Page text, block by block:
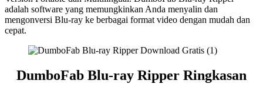
adalah software yang memungkinkan Anda menyalin dan
mengonversi Blu-ray ke berbagai format video dengan mudah dan
cepat.
DumboFab Blu-ray Ripper Ringkasan